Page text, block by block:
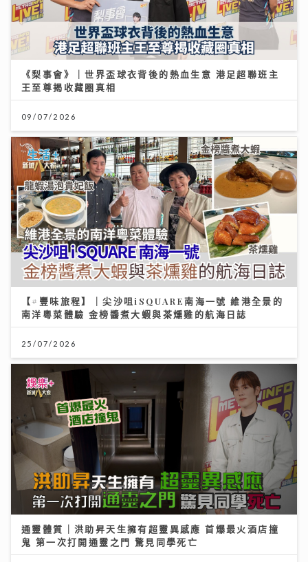
《梨事會》｜世界盃球衣背後的熱血生意 港足超聯班主
王至尊揭收藏圈真相
09/07/2026
【#豐味旅程】｜尖沙咀iSQUARE南海一號 維港全景的
南洋粵菜體驗 金榜醬煮大蝦與茶燻雞的航海日誌
25/07/2026
通靈體質｜洪助昇天生擁有超靈異感應 首爆最火酒店撞
鬼 第一次打開通靈之門 驚見同學死亡